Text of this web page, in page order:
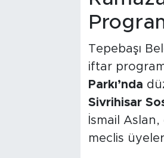
Tepebaşı
iftar
Parkı’nda
Sivrihisar
İsmail Aslan,
meclis